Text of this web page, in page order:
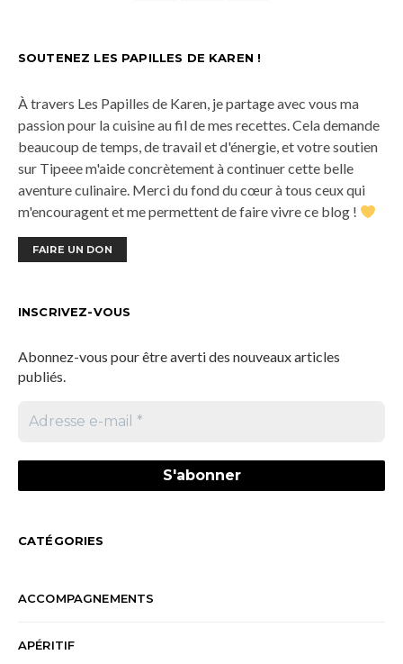
SOUTENEZ LES PAPILLES DE KAREN !
À travers Les Papilles de Karen, je partage avec vous ma
passion pour la cuisine au fil de mes recettes. Cela demande
beaucoup de temps, de travail et d'énergie, et votre soutien
sur Tipeee m'aide concrètement à continuer cette belle
aventure culinaire. Merci du fond du cœur à tous ceux qui
m'encouragent et me permettent de faire vivre ce blog !
FAIRE UN DON
INSCRIVEZ-VOUS
Abonnez-vous pour être averti des nouveaux articles
publiés.
CATÉGORIES
ACCOMPAGNEMENTS
APÉRITIF